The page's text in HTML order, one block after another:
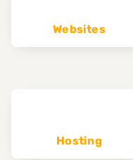
Websites
Hosting